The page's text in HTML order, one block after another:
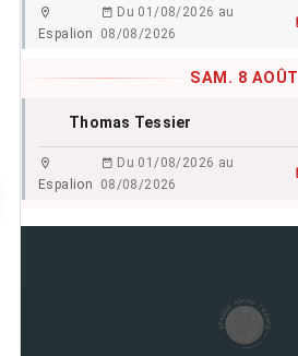
Espalion
Du 01/08/2026 au
08/08/2026
SAM. 8 AOÛT
Thomas Tessier
Espalion
Du 01/08/2026 au
08/08/2026